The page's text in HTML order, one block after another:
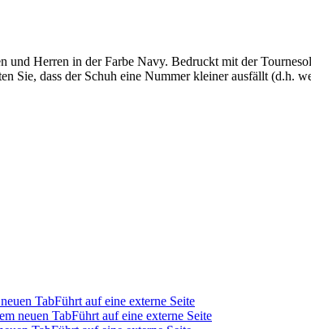
und Herren in der Farbe Navy. Bedruckt mit der
Sie, dass der Schuh eine Nummer kleiner ausfällt (d.h.
TabFührt auf eine externe Seite
neuen TabFührt auf eine externe Seite